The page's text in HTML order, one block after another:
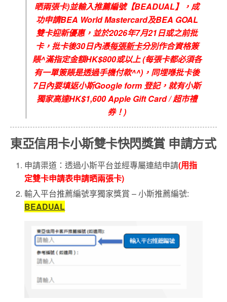
晒兩張卡)並輸入推薦編號【BEADUAL】，成
功申請BEA World Mastercard及BEA GOAL
雙卡迎新優惠，並於2026年7月21日或之前批
卡，批卡後30日內憑每張新卡分別作合資格簽
賬^滿指定金額HK$800或以上(每張卡都必須各
有一單簽賬是透過手機付款^^) ，同埋喺批卡後
7日內要填返小斯Google form 登記，就有小斯
獨家高達HK$1,600 Apple Gift Card /超市禮
券！)
東亞信用卡小斯雙卡快閃獎賞 申請方式
申請渠道：透過小斯平台並經專屬連結申請(用指
定雙卡申請表申請晒兩張卡)
輸入平台推薦編號享獨家獎賞 – 小斯推薦編號:
BEADUAL